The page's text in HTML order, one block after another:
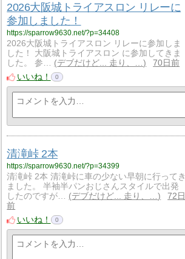
2026大阪城トライアスロン リレーに
参加しました！
https://sparrow9630.net/?p=34408
2026大阪城トライアスロン リレーに参加しま
した！ 大阪城トライアスロン に参加してきま
した。 参…
デブだけど... 走り、…
70日前
いいね！
0
清滝峠 2本
https://sparrow9630.net/?p=34399
清滝峠 2本 清滝峠に車の少ない早朝に行ってき
ました。 半袖半パンおじさんスタイルで出発
したのですが…
デブだけど... 走り、…
72日
前
いいね！
0